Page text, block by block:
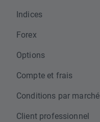
Indices
Forex
Options
Compte et frais
Conditions par marché
Client professionnel